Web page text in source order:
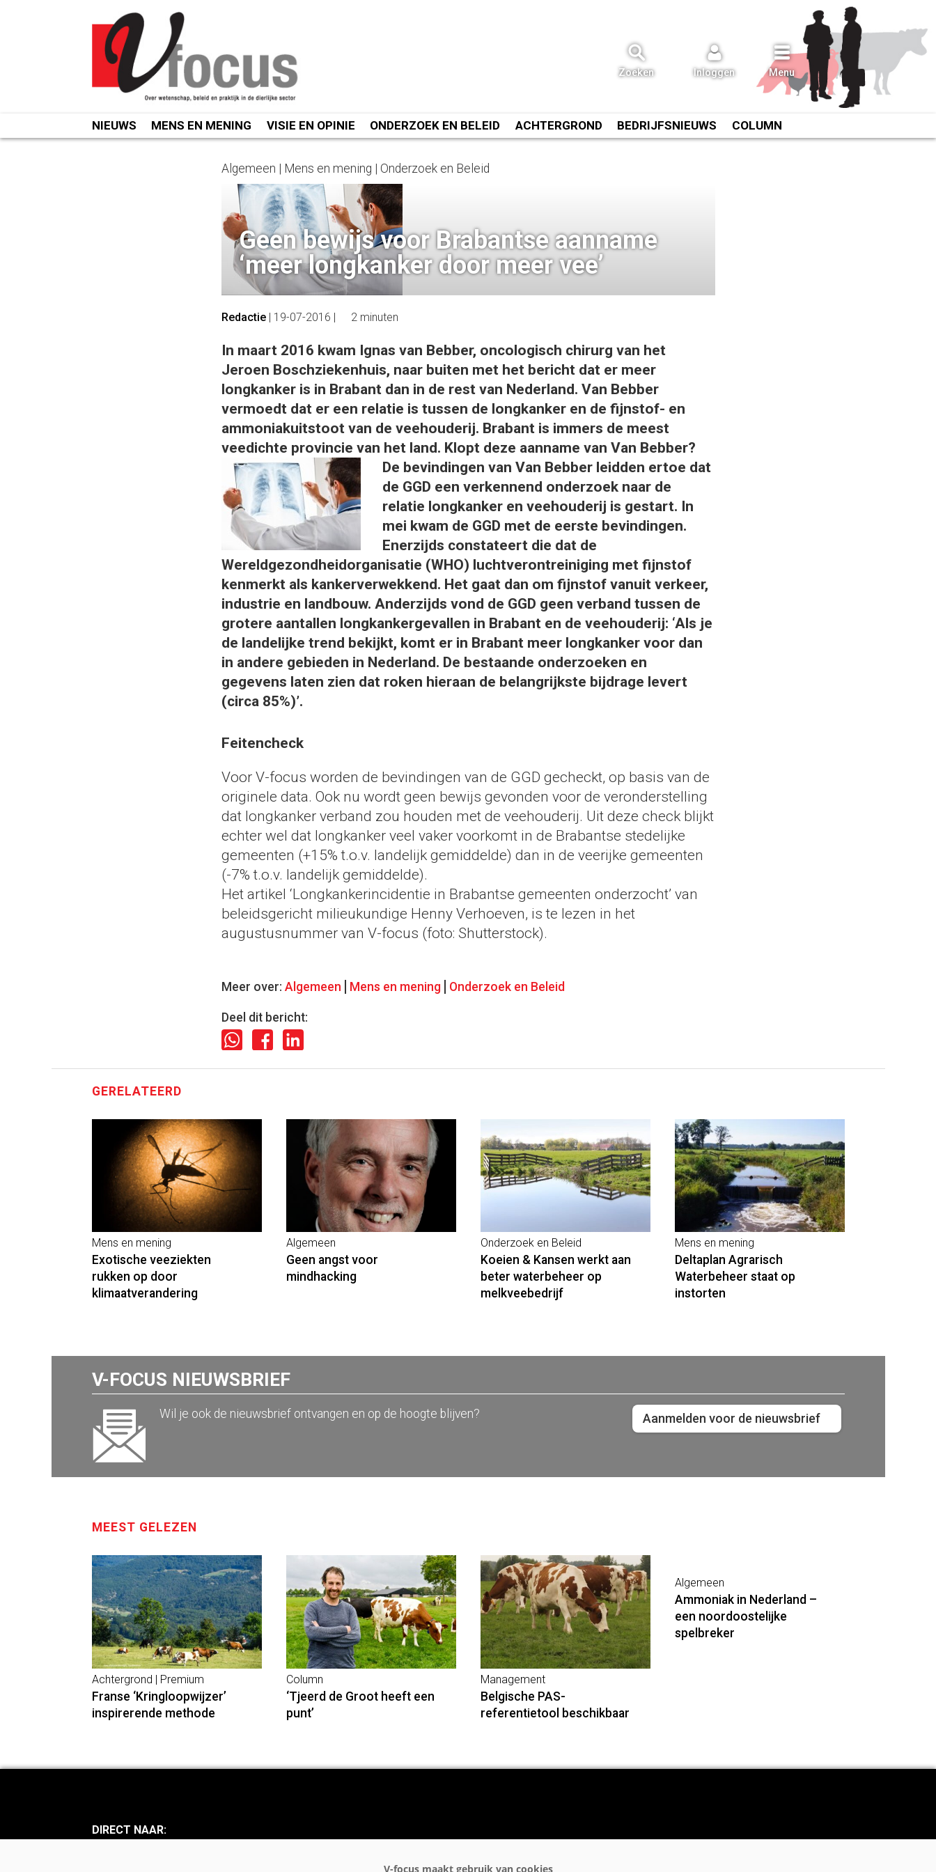
Zoeken Inloggen Menu
NIEUWS MENS EN MENING VISIE EN OPINIE ONDERZOEK EN BELEID ACHTERGROND BEDRIJFSNIEUWS COLUMN
Algemeen | Mens en mening | Onderzoek en Beleid
Geen bewijs voor Brabantse aanname
‘meer longkanker door meer vee’
Redactie| 19-07-2016 | 2 minuten
In maart 2016 kwam Ignas van Bebber, oncologisch chirurg van het
Jeroen Boschziekenhuis, naar buiten met het bericht dat er meer
longkanker is in Brabant dan in de rest van Nederland. Van Bebber
vermoedt dat er een relatie is tussen de longkanker en de fijnstof- en
ammoniakuitstoot van de veehouderij. Brabant is immers de meest
veedichte provincie van het land. Klopt deze aanname van Van Bebber?
De bevindingen van Van Bebber leidden ertoe dat
de GGD een verken­nend onderzoek naar de
relatie longkanker en veehouderij is gestart. In
mei kwam de GGD met de eerste bevindingen.
Enerzijds constateert die dat de
Wereldgezondheidorganisatie (WHO) luchtverontreiniging met fijnstof
kenmerkt als kankerverwekkend. Het gaat dan om fijnstof vanuit verkeer,
industrie en landbouw. Anderzijds vond de GGD geen verband tussen de
grotere aantallen long­kankergevallen in Brabant en de veehouderij: ‘Als je
de landelijke trend bekijkt, komt er in Brabant meer longkanker voor dan
in andere gebieden in Nederland. De bestaande onderzoeken en
gegevens laten zien dat roken hieraan de belangrijkste bijdrage levert
(circa 85%)’.
Feitencheck
Voor V-focus worden de bevindingen van de GGD gecheckt, op basis van de
originele data. Ook nu wordt geen bewijs gevonden voor de veronderstelling
dat longkanker verband zou houden met de veehouderij. Uit deze check blijkt
echter wel dat longkanker veel vaker voorkomt in de Brabantse stedelijke
gemeenten (+15% t.o.v. landelijk gemiddelde) dan in de veerijke gemeenten
(-7% t.o.v. landelijk gemiddelde).
Het artikel ‘Longkankerincidentie in Brabantse gemeenten onderzocht’ van
beleidsgericht milieukundige Henny Verhoeven, is te lezen in het
augustusnummer van V-focus (foto: Shutterstock).
Meer over: Algemeen Mens en mening Onderzoek en Beleid
Deel dit bericht:
GERELATEERD
Mens en mening
Exotische veeziekten
rukken op door
klimaatverandering
Algemeen
Geen angst voor
mindhacking
Onderzoek en Beleid
Koeien & Kansen werkt aan
beter waterbeheer op
melkveebedrijf
Mens en mening
Deltaplan Agrarisch
Waterbeheer staat op
instorten
V-FOCUS NIEUWSBRIEF
Wil je ook de nieuwsbrief ontvangen en op de hoogte blijven? Aanmelden voor de nieuwsbrief
MEEST GELEZEN
Achtergrond | Premium
Franse ‘Kringloopwijzer’
inspirerende methode
Column
‘Tjeerd de Groot heeft een
punt’
Management
Belgische PAS-
referentietool beschikbaar
Algemeen
Ammoniak in Nederland –
een noordoostelijke
spelbreker
DIRECT NAAR: